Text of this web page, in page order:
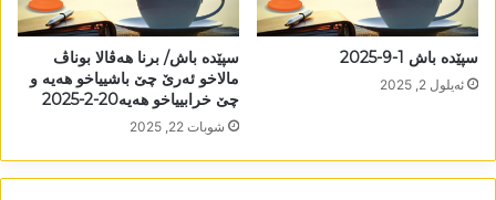
سپێدە باش 1-9-2025
ئه‌یلول 2, 2025
سپێدە باش/ برنا ھەڤالا بوناڤ
مالاخو ئەرێ چێ باشییاخو ھەیە و
چێ خرابییاخو ھەیە20-2-2025
شوبات 22, 2025